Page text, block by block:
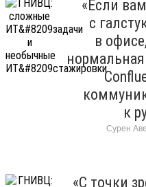
«Если
с
в
к
Сурен
«С точки